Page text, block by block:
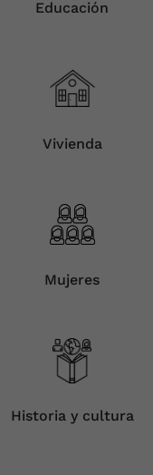
Educación
Vivienda
Mujeres
Historia y cultura